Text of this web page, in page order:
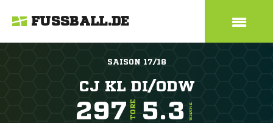
FUSSBALL.DE
SAISON 17/18
CJ KL DI/ODW
297 TORE 5.3 TORE/SPIEL